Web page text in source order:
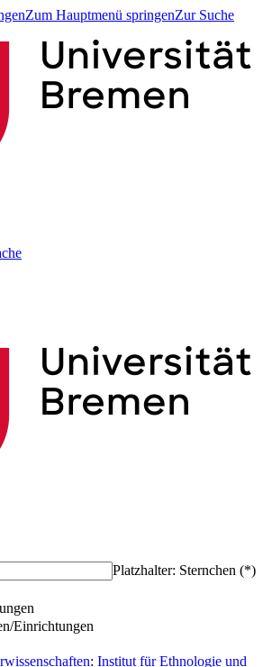
Zum Hauptmenü springenZur Suche
Platzhalter: Sternchen (*)
Einrichtungen
: Institut für Ethnologie und